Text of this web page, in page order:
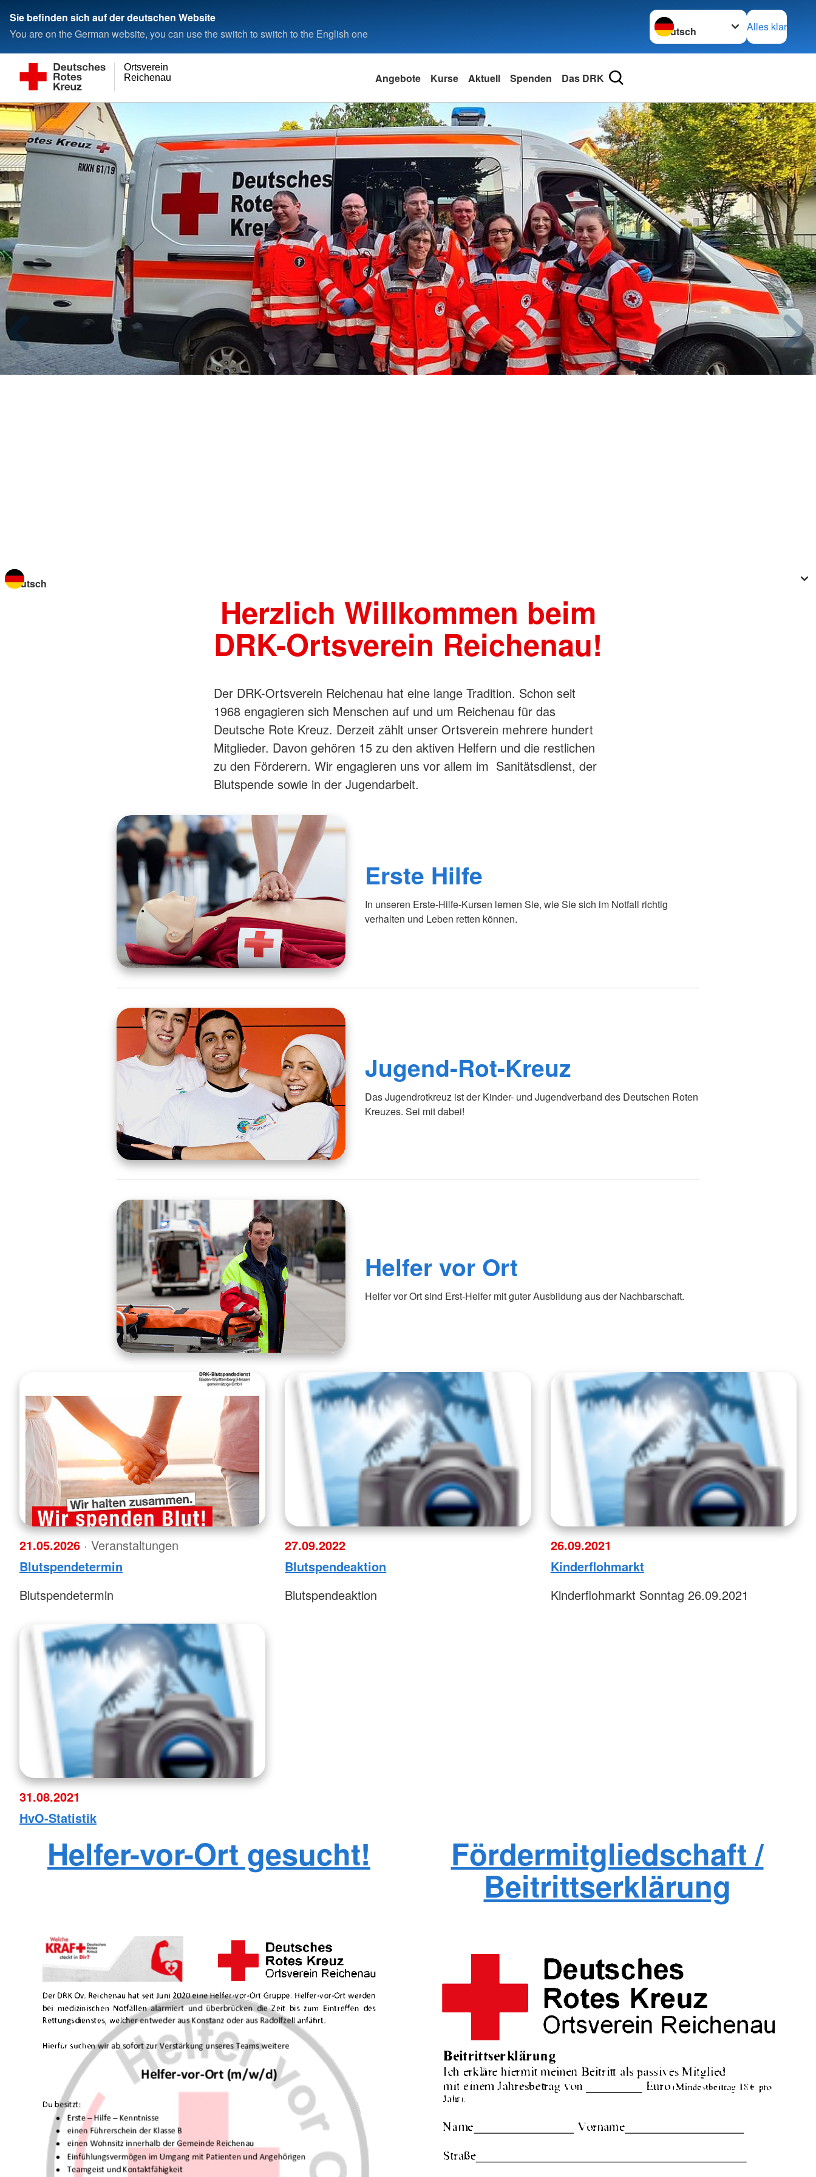
Sie befinden sich auf der deutschen Website
You are on the German website, you can use the switch to switch to the English one
Sprache wechseln zu
Alles klar
Reichenau
Ortsverein
Angebote Kurse Aktuell Spenden Das DRK
Sprache wechseln zu
Herzlich Willkommen beim
DRK-Ortsverein Reichenau!
Der DRK-Ortsverein Reichenau hat eine lange Tradition. Schon seit
1968 engagieren sich Menschen auf und um Reichenau für das
Deutsche Rote Kreuz. Derzeit zählt unser Ortsverein mehrere hundert
Mitglieder. Davon gehören 15 zu den aktiven Helfern und die restlichen
zu den Förderern. Wir engagieren uns vor allem im Sanitätsdienst, der
Blutspende sowie in der Jugendarbeit.
Erste Hilfe
In unseren Erste-Hilfe-Kursen lernen Sie, wie Sie sich im Notfall richtig
verhalten und Leben retten können.
Jugend-Rot-Kreuz
Das Jugendrotkreuz ist der Kinder- und Jugendverband des Deutschen Roten
Kreuzes. Sei mit dabei!
Helfer vor Ort
Helfer vor Ort sind Erst-Helfer mit guter Ausbildung aus der Nachbarschaft.
21.05.2026 · Veranstaltungen
Blutspendetermin
Blutspendetermin
27.09.2022
Blutspendeaktion
Blutspendeaktion
26.09.2021
Kinderflohmarkt
Kinderflohmarkt Sonntag 26.09.2021
31.08.2021
HvO-Statistik
Helfer-vor-Ort gesucht! Fördermitgliedschaft /
Beitrittserklärung